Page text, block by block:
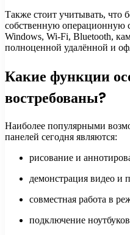
Также стоит учитывать, что
собственную операционную
Windows, Wi-Fi, Bluetooth,
полноценной удалённой и
Какие функции
востребованы?
Наиболее популярными
панелей сегодня являются:
рисование и
демонстрация видео и
совместная работа в
подключение